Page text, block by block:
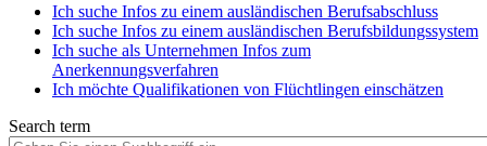
Ich suche Infos zu einem ausländischen Berufsabschluss
Ich suche Infos zu einem ausländischen Berufsbildungssystem
Ich suche als Unternehmen Infos zum
Anerkennungsverfahren
Ich möchte Qualifikationen von Flüchtlingen einschätzen
Search term